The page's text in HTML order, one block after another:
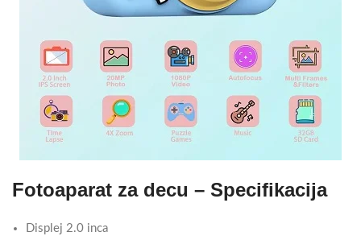
Fotoaparat za decu – Specifikacija
Displej 2.0 inca